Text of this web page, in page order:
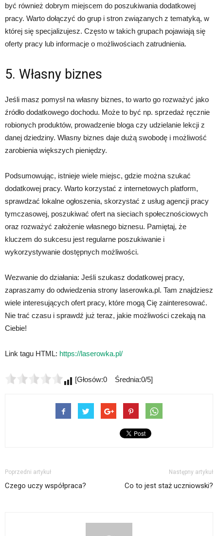
być również dobrym miejscem do poszukiwania dodatkowej
pracy. Warto dołączyć do grup i stron związanych z tematyką, w
której się specjalizujesz. Często w takich grupach pojawiają się
oferty pracy lub informacje o możliwościach zatrudnienia.
5. Własny biznes
Jeśli masz pomysł na własny biznes, to warto go rozważyć jako
źródło dodatkowego dochodu. Może to być np. sprzedaż ręcznie
robionych produktów, prowadzenie bloga czy udzielanie lekcji z
danej dziedziny. Własny biznes daje dużą swobodę i możliwość
zarobienia większych pieniędzy.
Podsumowując, istnieje wiele miejsc, gdzie można szukać
dodatkowej pracy. Warto korzystać z internetowych platform,
sprawdzać lokalne ogłoszenia, skorzystać z usług agencji pracy
tymczasowej, poszukiwać ofert na sieciach społecznościowych
oraz rozważyć założenie własnego biznesu. Pamiętaj, że
kluczem do sukcesu jest regularne poszukiwanie i
wykorzystywanie dostępnych możliwości.
Wezwanie do działania: Jeśli szukasz dodatkowej pracy,
zapraszamy do odwiedzenia strony laserowka.pl. Tam znajdziesz
wiele interesujących ofert pracy, które mogą Cię zainteresować.
Nie trać czasu i sprawdź już teraz, jakie możliwości czekają na
Ciebie!
Link tagu HTML: https://laserowka.pl/
[Głosów:0 Średnia:0/5]
Poprzedni artykuł
Czego uczy współpraca?
Następny artykuł
Co to jest staż uczniowski?